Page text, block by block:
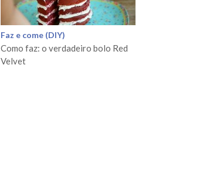
Faz e come (DIY)
Como faz: o verdadeiro bolo Red
Velvet